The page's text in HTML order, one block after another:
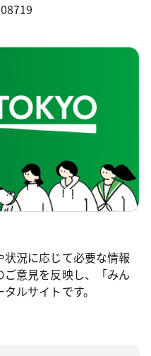
況に応じて必要な情報
意見を反映し、「みん
ルサイトです。